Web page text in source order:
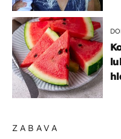
ZABAVA